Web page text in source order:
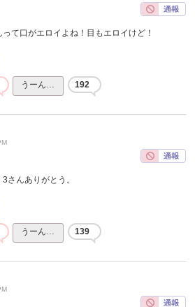
て口がエロイよね！目もエロイけど！
うーん… 192
さんありがとう。
うーん… 139